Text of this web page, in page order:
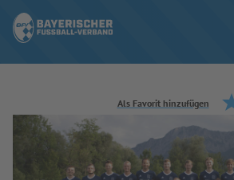
ERGEBNISSE & WETTBEWERBE
Als Favorit hinzufügen